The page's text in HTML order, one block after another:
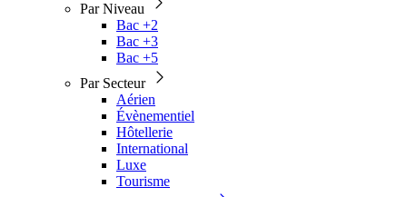
Par Niveau
Bac +2
Bac +3
Bac +5
Par Secteur
Aérien
Évènementiel
Hôtellerie
International
Luxe
Tourisme